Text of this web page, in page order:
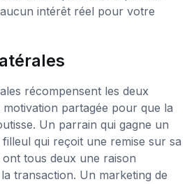
intérêt réel pour votre
récompensent les deux
partagée pour que la
Un parrain qui gagne un
qui reçoit une remise sur sa
tous deux une raison
transaction. Un marketing de